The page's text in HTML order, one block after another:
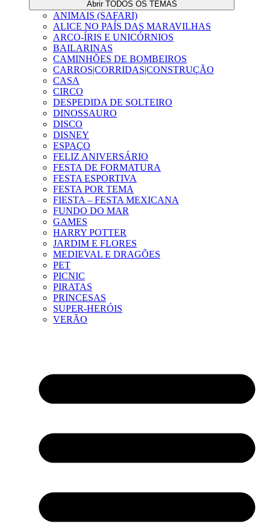
Abrir TODOS OS TEMAS
ANIMAIS (SAFARI)
ALICE NO PAÍS DAS MARAVILHAS
ARCO-ÍRIS E UNICÓRNIOS
BAILARINAS
CAMINHÕES DE BOMBEIROS
CARROS|CORRIDAS|CONSTRUÇÃO
CASA
CIRCO
DESPEDIDA DE SOLTEIRO
DINOSSAURO
DISCO
DISNEY
ESPAÇO
FELIZ ANIVERSÁRIO
FESTA DE FORMATURA
FESTA ESPORTIVA
FESTA POR TEMA
FIESTA – FESTA MEXICANA
FUNDO DO MAR
GAMES
HARRY POTTER
JARDIM E FLORES
MEDIEVAL E DRAGÕES
PET
PICNIC
PIRATAS
PRINCESAS
SUPER-HERÓIS
VERÃO